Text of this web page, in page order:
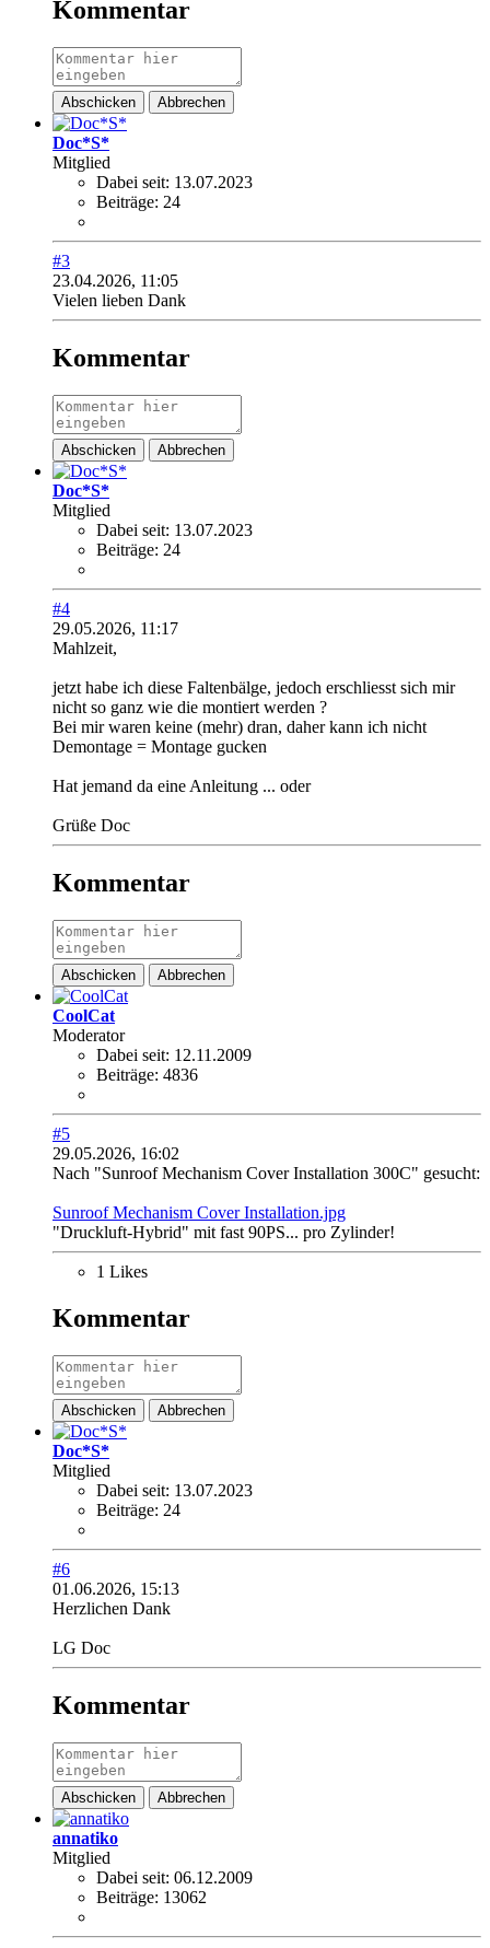
Kommentar
Abschicken Abbrechen
Doc*S*
Mitglied
Dabei seit: 13.07.2023
Beiträge: 24
#3
23.04.2026, 11:05
Vielen lieben Dank
Kommentar
Abschicken Abbrechen
Doc*S*
Mitglied
Dabei seit: 13.07.2023
Beiträge: 24
#4
29.05.2026, 11:17
Mahlzeit,
jetzt habe ich diese Faltenbälge, jedoch erschliesst sich mir
nicht so ganz wie die montiert werden ?
Bei mir waren keine (mehr) dran, daher kann ich nicht
Demontage = Montage gucken
Hat jemand da eine Anleitung ... oder
Grüße Doc
Kommentar
Abschicken Abbrechen
CoolCat
Moderator
Dabei seit: 12.11.2009
Beiträge: 4836
#5
29.05.2026, 16:02
Nach "Sunroof Mechanism Cover Installation 300C" gesucht:
Sunroof Mechanism Cover Installation.jpg
"Druckluft-Hybrid" mit fast 90PS... pro Zylinder!
1 Likes
Kommentar
Abschicken Abbrechen
Doc*S*
Mitglied
Dabei seit: 13.07.2023
Beiträge: 24
#6
01.06.2026, 15:13
Herzlichen Dank
LG Doc
Kommentar
Abschicken Abbrechen
annatiko
Mitglied
Dabei seit: 06.12.2009
Beiträge: 13062